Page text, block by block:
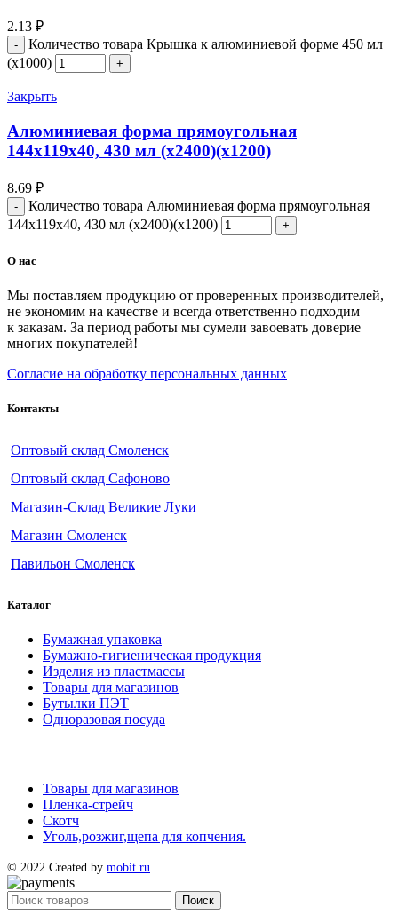
2.13 ₽
Количество товара Крышка к алюминиевой форме 450 мл
(х1000)
Закрыть
Алюминиевая форма прямоугольная
144х119х40, 430 мл (х2400)(х1200)
8.69 ₽
Количество товара Алюминиевая форма прямоугольная
144х119х40, 430 мл (х2400)(х1200)
О нас
Мы поставляем продукцию от проверенных производителей,
не экономим на качестве и всегда ответственно подходим
к заказам. За период работы мы сумели завоевать доверие
многих покупателей!
Согласие на обработку персональных данных
Контакты
Оптовый склад Смоленск
Оптовый склад Сафоново
Магазин-Склад Великие Луки
Магазин Смоленск
Павильон Смоленск
Каталог
Бумажная упаковка
Бумажно-гигиеническая продукция
Изделия из пластмассы
Товары для магазинов
Бутылки ПЭТ
Одноразовая посуда
Товары для магазинов
Пленка-стрейч
Скотч
Уголь,розжиг,щепа для копчения.
© 2022 Created by mobit.ru
Поиск